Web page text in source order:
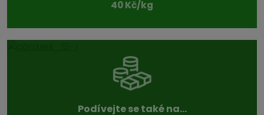
40 Kč/kg
Podívejte se také na...